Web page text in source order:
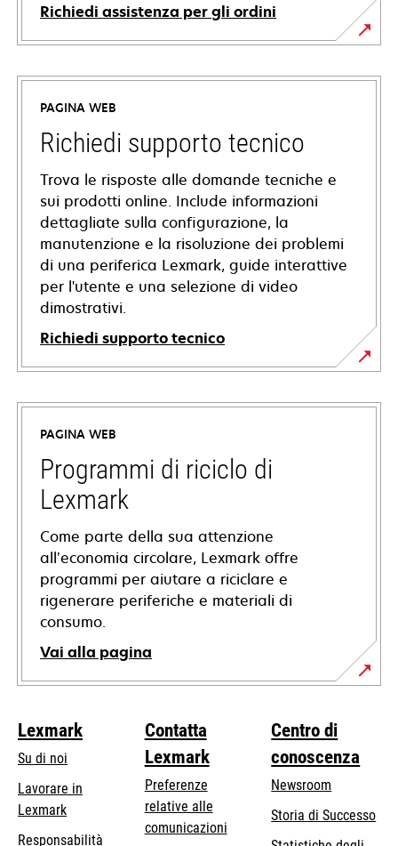
Richiedi assistenza per gli ordini
PAGINA WEB
Richiedi supporto tecnico
Trova le risposte alle domande tecniche e
sui prodotti online. Include informazioni
dettagliate sulla configurazione, la
manutenzione e la risoluzione dei problemi
di una periferica Lexmark, guide interattive
per l'utente e una selezione di video
dimostrativi.
Richiedi supporto tecnico
si
apre
una
nuova
scheda
PAGINA WEB
Programmi di riciclo di
Lexmark
Come parte della sua attenzione
all’economia circolare, Lexmark offre
programmi per aiutare a riciclare e
rigenerare periferiche e materiali di
consumo.
Vai alla pagina
Lexmark
Su di noi
Lavorare in
Lexmark
Responsabilità
Contatta
Lexmark
Preferenze
relative alle
comunicazioni
Centro di
conoscenza
Newsroom
Storia di Successo